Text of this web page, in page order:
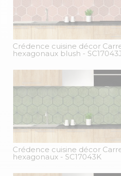
Crédence cuisine décor
hexagonaux blush - SC17043J
Crédence cuisine décor
hexagonaux - SC17043K